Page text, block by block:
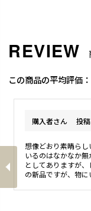
購入者
投
想像どおり素晴らし
いるのはなかなか
としてありますが